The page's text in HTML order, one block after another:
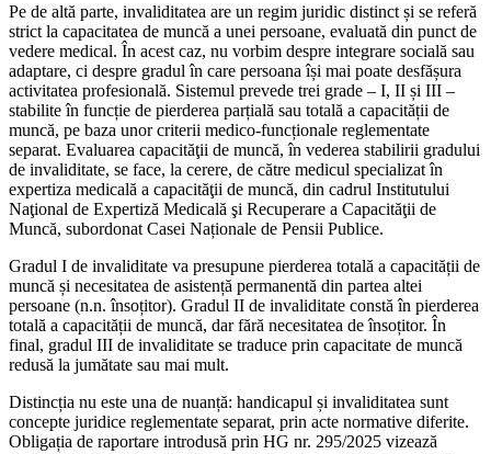
Pe de altă parte, invaliditatea are un regim juridic distinct și se referă
strict la capacitatea de muncă a unei persoane, evaluată din punct de
vedere medical. În acest caz, nu vorbim despre integrare socială sau
adaptare, ci despre gradul în care persoana își mai poate desfășura
activitatea profesională. Sistemul prevede trei grade – I, II și III –
stabilite în funcție de pierderea parțială sau totală a capacității de
muncă, pe baza unor criterii medico-funcționale reglementate
separat. Evaluarea capacităţii de muncă, în vederea stabilirii gradului
de invaliditate, se face, la cerere, de către medicul specializat în
expertiza medicală a capacităţii de muncă, din cadrul Institutului
Naţional de Expertiză Medicală şi Recuperare a Capacităţii de
Muncă, subordonat Casei Naționale de Pensii Publice.
Gradul I de invaliditate va presupune pierderea totală a capacității de
muncă și necesitatea de asistență permanentă din partea altei
persoane (n.n. însoțitor). Gradul II de invaliditate constă în pierderea
totală a capacității de muncă, dar fără necesitatea de însoțitor. În
final, gradul III de invaliditate se traduce prin capacitate de muncă
redusă la jumătate sau mai mult.
Distincția nu este una de nuanță: handicapul și invaliditatea sunt
concepte juridice reglementate separat, prin acte normative diferite.
Obligația de raportare introdusă prin HG nr. 295/2025 vizează